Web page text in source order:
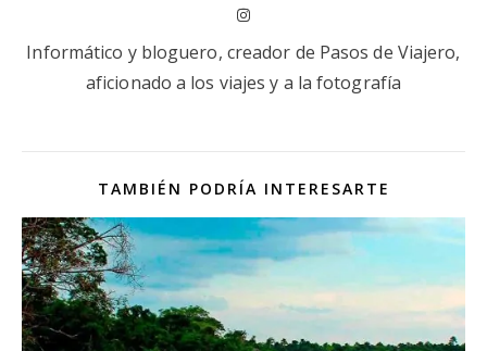
Informático y bloguero, creador de Pasos de Viajero,
aficionado a los viajes y a la fotografía
TAMBIÉN PODRÍA INTERESARTE